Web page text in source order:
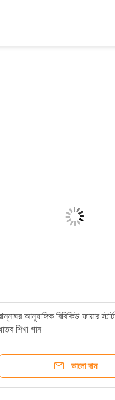
আনুষাঙ্গিক বিবিকিউ ফায়ার
শিখা গান
ভালো দাম